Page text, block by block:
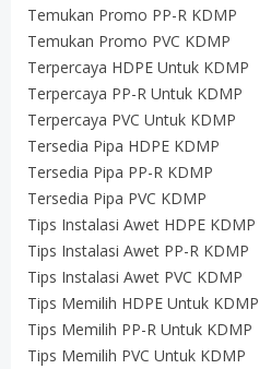
Temukan Promo PP-R KDMP
Temukan Promo PVC KDMP
Terpercaya HDPE Untuk KDMP
Terpercaya PP-R Untuk KDMP
Terpercaya PVC Untuk KDMP
Tersedia Pipa HDPE KDMP
Tersedia Pipa PP-R KDMP
Tersedia Pipa PVC KDMP
Tips Instalasi Awet HDPE KDMP
Tips Instalasi Awet PP-R KDMP
Tips Instalasi Awet PVC KDMP
Tips Memilih HDPE Untuk KDMP
Tips Memilih PP-R Untuk KDMP
Tips Memilih PVC Untuk KDMP